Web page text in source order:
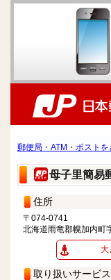
郵便局・ATM・ポストを
母子里簡易
住所
〒074-0741
北海道雨竜郡幌加内町
大
取り扱いサービス